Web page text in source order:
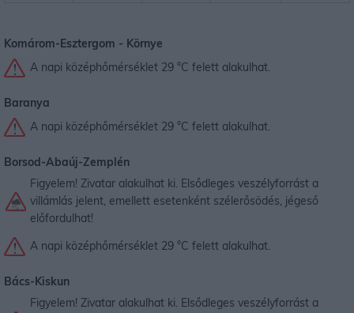
Komárom-Esztergom - Környe
A napi középhőmérséklet 29 °C felett alakulhat.
Baranya
A napi középhőmérséklet 29 °C felett alakulhat.
Borsod-Abaúj-Zemplén
Figyelem! Zivatar alakulhat ki. Elsődleges veszélyforrást a
villámlás jelent, emellett esetenként szélerősödés, jégeső
előfordulhat!
A napi középhőmérséklet 29 °C felett alakulhat.
Bács-Kiskun
Figyelem! Zivatar alakulhat ki. Elsődleges veszélyforrást a